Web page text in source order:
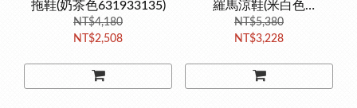
拖鞋(奶茶色631933135)
NT$4,180
NT$2,508
羅馬涼鞋(米白色
632138132)
NT$5,380
NT$3,228